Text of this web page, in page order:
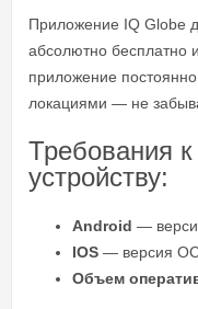
Приложение IQ Globe
абсолютно бесплатно
приложение
локациями — не
Требования
устройству:
Аndroid —
IOS — версия ОС
Объем